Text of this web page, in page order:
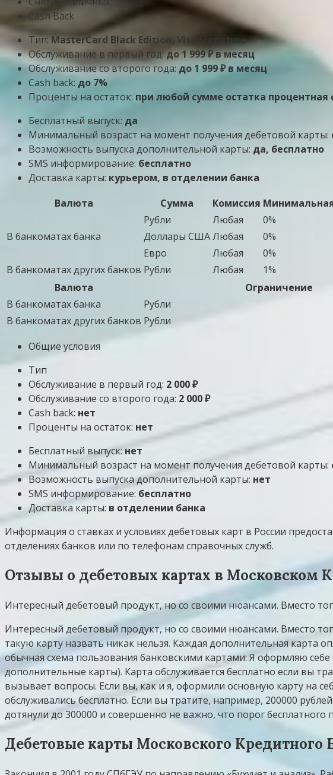
Cash Back
Тип:MasterСard Black Edition, Visa Signature
Обслуживание в первый год:до 1 999 ₽ в месяц
Обслуживание со второго года: до 1 999 ₽ в месяц
Cash back: до 7%
Проценты на остаток: при любой сумме остатка процентная
Бесплатный выпуск: да
Минимальный возраст на момент получения дебетовой карты:
Возможность выпуска дополнительной карты: да, бесплатно
SMS информирование: бесплатно
Доставка карты: курьером, в отделении банка
Валюта
Сумма Комиссия
В банкоматах банка
Рубли Любая 0%
Доллары СШАЛюбая 0%
Евро
Любая 0%
В банкоматах других банков Рубли Любая 1%
Валюта
Ограничение
В банкоматах банка
Рубли
В банкоматах других банков Рубли
Общие условия
Тип
Обслуживание в первый год: 2 000 ₽
Обслуживание со второго года: 2 000 ₽
Cash back: нет
Проценты на остаток: нет
Бесплатный выпуск:нет
Минимальный возраст на момент получения дебетовой карты:
Возможность выпуска дополнительной карты: нет
SMS информирование: бесплатно
Доставка карты: в отделении банка
Информация о ставках и условиях дебетовых карт в России
отделениях банков или по телефонам справочных служб.
Отзывы о дебетовых картах в Московском
Интересный дебетовый продукт, но со своими нюансами. Вместо
Интересный дебетовый продукт, но со своими нюансами. Вместо
такую карту назвать никак нельзя. Каждая дополнительная карта
обычная схема пользования банковскими картами: Я оформляю
дополнительные карты). Карта обслуживается бесплатно если вы
вызывает вопросы. Если вы, как и я, оформили основную карту на
обслуживались бесплатно. Если вы тратите, например, 200000
дотянули до 300000 и совершенно не важно, что порог
Дебетовые карты Московского Кредитного